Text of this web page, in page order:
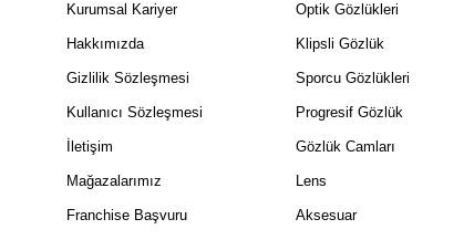
Kurumsal Kariyer
Hakkımızda
Gizlilik Sözleşmesi
Kullanıcı Sözleşmesi
İletişim
Mağazalarımız
Franchise Başvuru
Optik Gözlükleri
Klipsli Gözlük
Sporcu Gözlükleri
Progresif Gözlük
Gözlük Camları
Lens
Aksesuar